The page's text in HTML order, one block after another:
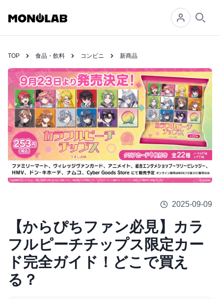
TOP 食品・飲料 コンビニ 新商品
2025-09-09
【からぴちファン必見】カラ
フルピーチチップス限定カー
ド完全ガイド！どこで買え
る？